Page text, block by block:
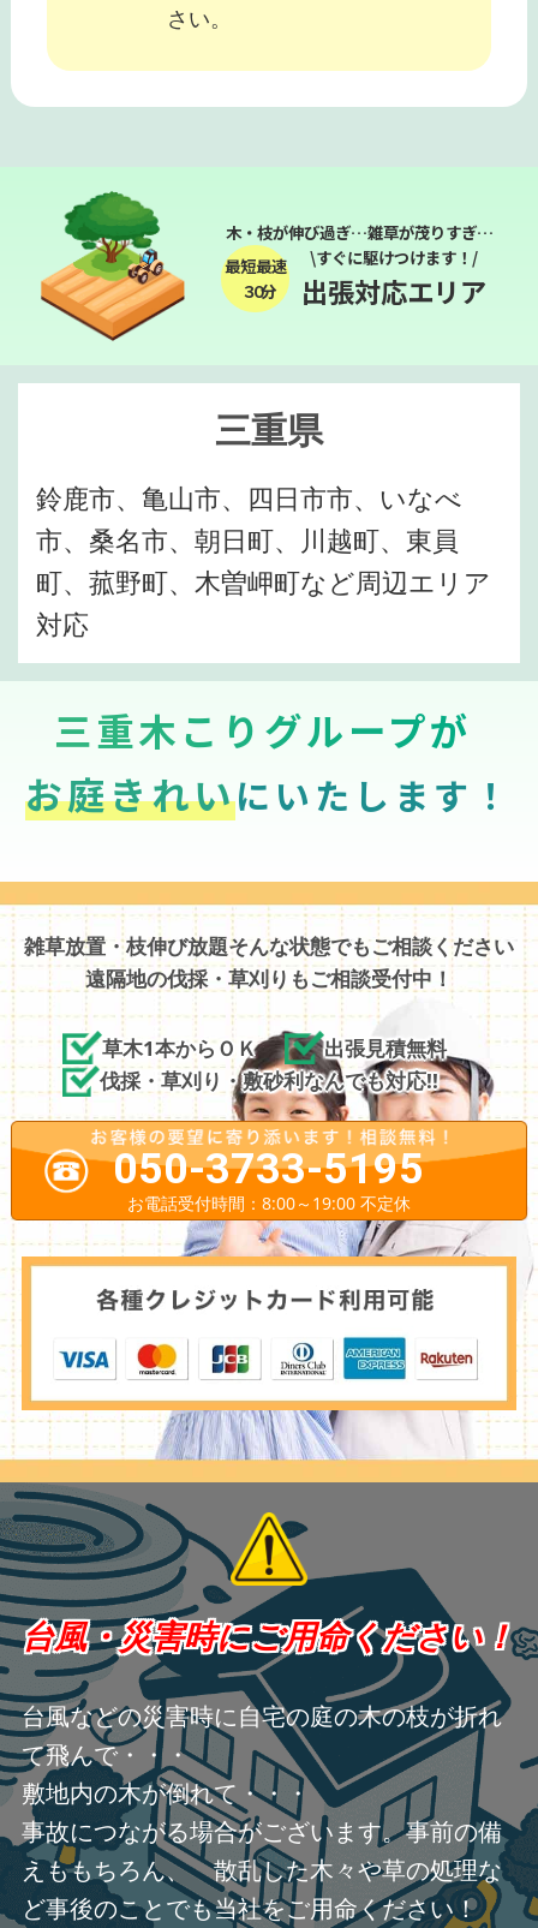
さい。
木・枝が伸び過ぎ…雑草が茂りすぎ…
最短最速
３０分
\すぐに駆けつけます！/
出張対応エリア
三重県
鈴鹿市、亀山市、四日市市、いなべ
市、桑名市、朝日町、川越町、東員
町、菰野町、木曽岬町など周辺エリア
対応
三重木こりグループが
お庭きれいにいたします！
雑草放置・枝伸び放題そんな状態でもご相談ください
遠隔地の伐採・草刈りもご相談受付中！
草木1本からＯＫ
出張見積無料
伐採・草刈り・敷砂利なんでも対応!!
050-3733-5195
お電話受付時間：8:00～19:00 不定休
台風・災害時にご用命ください！
台風などの災害時に自宅の庭の木の枝が折れ
て飛んで・・・
敷地内の木が倒れて・・・
事故につながる場合がございます。事前の備
えももちろん、 散乱した木々や草の処理な
ど事後のことでも当社をご用命ください！